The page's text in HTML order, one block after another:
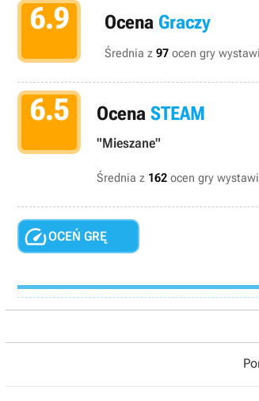
6.9 Ocena Graczy
Średnia z 97 ocen gry
6.5 Ocena STEAM
"Mieszane"
Średnia z 162 ocen gry
OCEŃ GRĘ